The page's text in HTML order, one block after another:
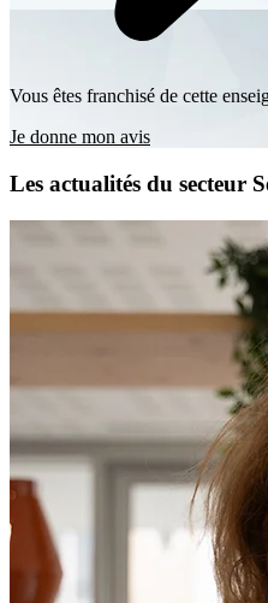
Vous êtes franchisé de cette
Je donne mon avis
Les actualités du secteur